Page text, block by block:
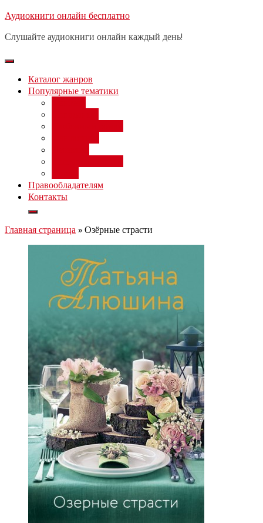
Перейти
содержимому
Аудиокниги онлайн бесплатно
Слушайте аудиокниги онлайн каждый день!
Каталог жанров
Популярные тематики
Правообладателям
Контакты
Главная страница » Озёрные страсти
Бесплатный вебинар: заработок
день